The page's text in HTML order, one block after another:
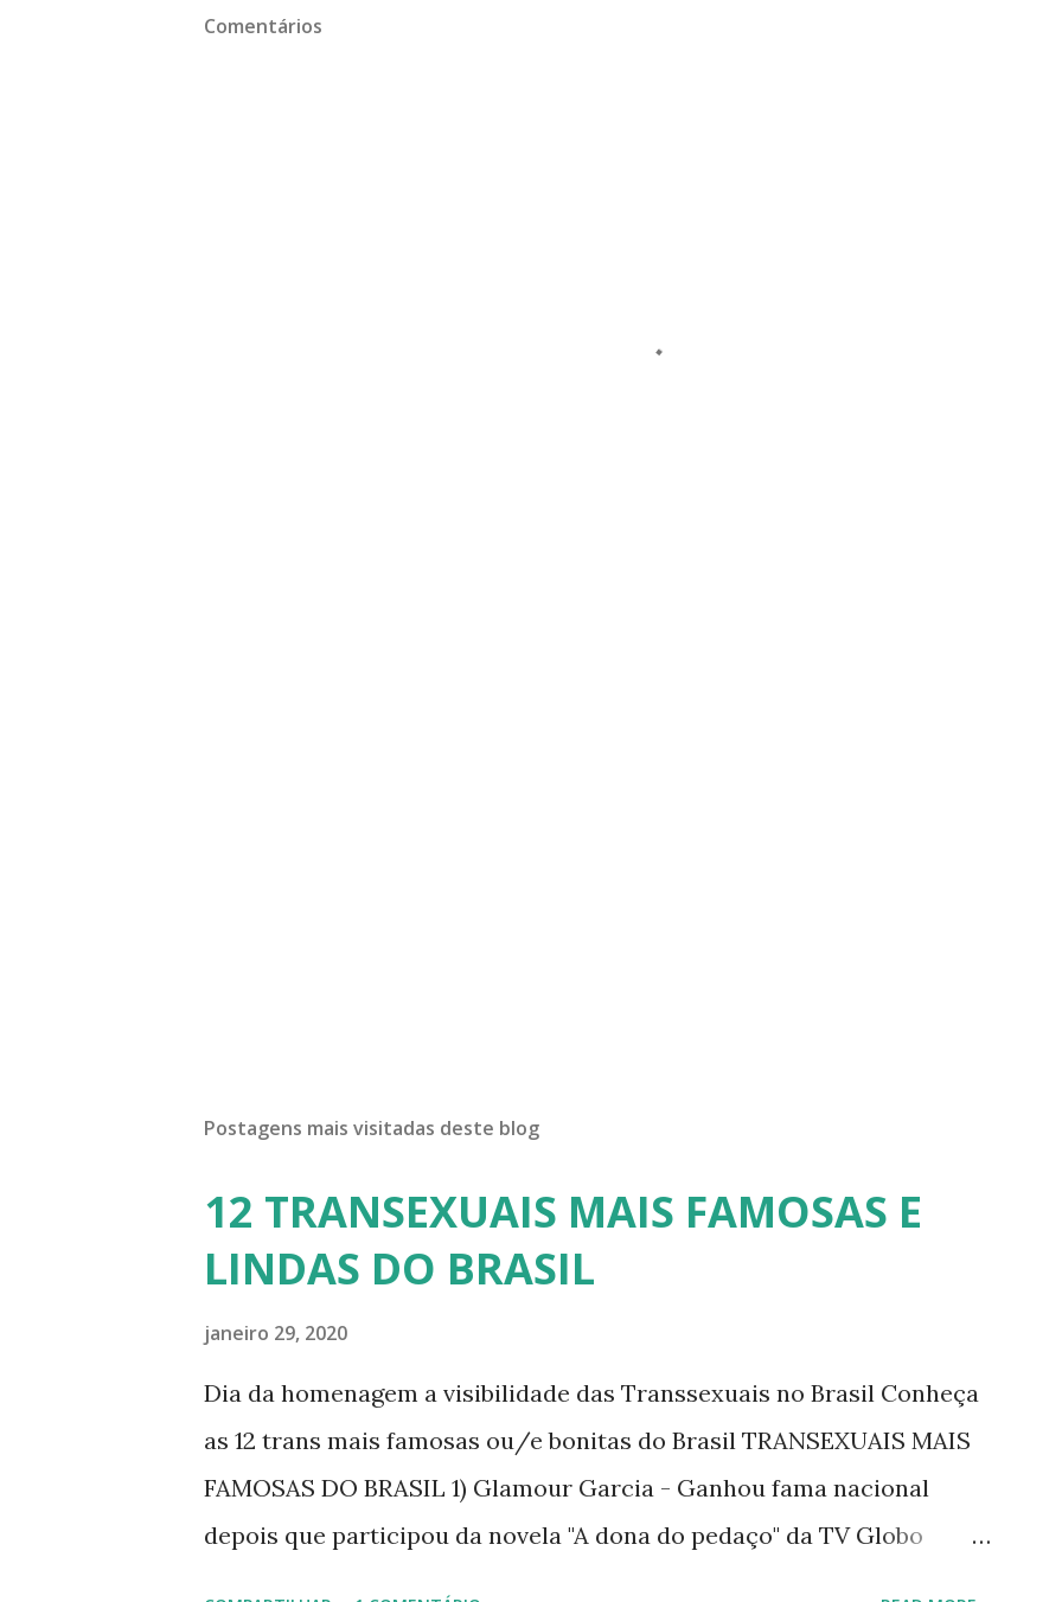
Comentários
Postagens mais visitadas deste blog
12 TRANSEXUAIS MAIS FAMOSAS E
LINDAS DO BRASIL
janeiro 29, 2020
Dia da homenagem a visibilidade das Transsexuais no Brasil Conheça
as 12 trans mais famosas ou/e bonitas do Brasil TRANSEXUAIS MAIS
FAMOSAS DO BRASIL 1) Glamour Garcia - Ganhou fama nacional
depois que participou da novela "A dona do pedaço" da TV Globo